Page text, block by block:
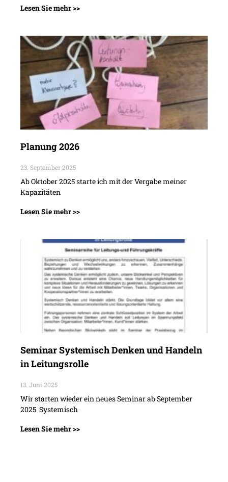
Lesen Sie mehr >>
Planung 2026
23. September 2025
Ab Oktober 2025 starte ich mit der Vergabe meiner
Kapazitäten
Lesen Sie mehr >>
Seminar Systemisch Denken und Handeln
in Leitungsrolle
13. Juni 2025
Wir starten wieder ein neues Seminar ab September
2025 Systemisch
Lesen Sie mehr >>